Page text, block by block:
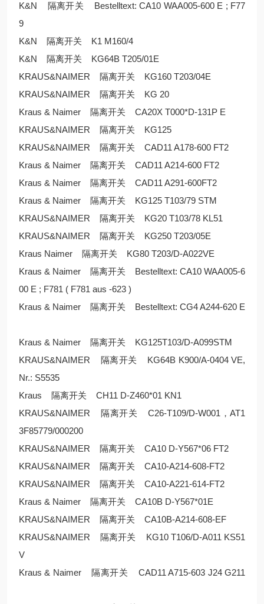
K&N 隔离开关 Bestelltext: CA10 WAA005-600 E ; F77
9
K&N 隔离开关 K1 M160/4
K&N 隔离开关 KG64B T205/01E
KRAUS&NAIMER 隔离开关 KG160 T203/04E
KRAUS&NAIMER 隔离开关 KG 20
Kraus & Naimer 隔离开关 CA20X T000*D-131P E
KRAUS&NAIMER 隔离开关 KG125
KRAUS&NAIMER 隔离开关 CAD11 A178-600 FT2
Kraus & Naimer 隔离开关 CAD11 A214-600 FT2
Kraus & Naimer 隔离开关 CAD11 A291-600FT2
Kraus & Naimer 隔离开关 KG125 T103/79 STM
KRAUS&NAIMER 隔离开关 KG20 T103/78 KL51
KRAUS&NAIMER 隔离开关 KG250 T203/05E
Kraus Naimer 隔离开关 KG80 T203/D-A022VE
Kraus & Naimer 隔离开关 Bestelltext: CA10 WAA005-6
00 E ; F781 ( F781 aus -623 )
Kraus & Naimer 隔离开关 Bestelltext: CG4 A244-620 E
Kraus & Naimer 隔离开关 KG125T103/D-A099STM
KRAUS&NAIMER 隔离开关 KG64B K900/A-0404 VE,
Nr.: S5535
Kraus 隔离开关 CH11 D-Z460*01 KN1
KRAUS&NAIMER 隔离开关 C26-T109/D-W001，AT1
3F85779/000200
KRAUS&NAIMER 隔离开关 CA10 D-Y567*06 FT2
KRAUS&NAIMER 隔离开关 CA10-A214-608-FT2
KRAUS&NAIMER 隔离开关 CA10-A221-614-FT2
Kraus & Naimer 隔离开关 CA10B D-Y567*01E
KRAUS&NAIMER 隔离开关 CA10B-A214-608-EF
KRAUS&NAIMER 隔离开关 KG10 T106/D-A011 KS51
V
Kraus & Naimer 隔离开关 CAD11 A715-603 J24 G211